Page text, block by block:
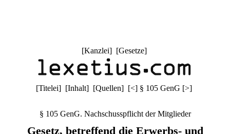
[Kanzlei] [Gesetze]
[Titelei] [Inhalt] [Quellen] [<] § 105 GenG [>]
§ 105 GenG. Nachschusspflicht der Mitglieder
Gesetz, betreffend die Erwerbs- und